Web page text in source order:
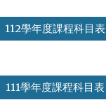
112學年度課程科目表
111學年度課程科目表